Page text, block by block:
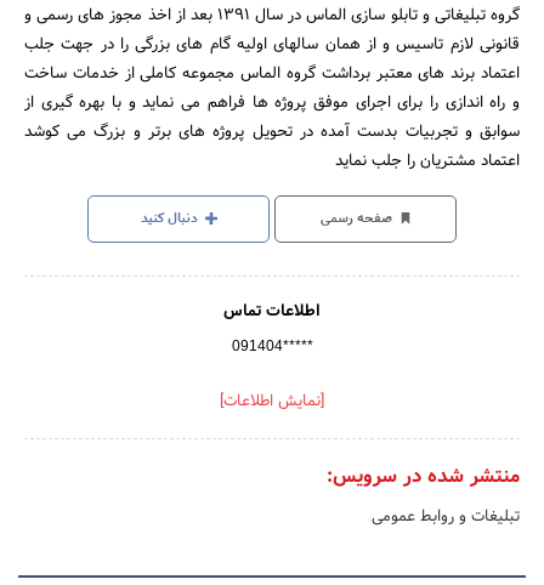
گروه تبلیغاتی و تابلو سازی الماس در سال ۱۳۹۱ بعد از اخذ مجوز های رسمی و
قانونی لازم تاسیس و از همان سالهای اولیه گام های بزرگی را در جهت جلب
اعتماد برند های معتبر برداشت گروه الماس مجموعه کاملی از خدمات ساخت
و راه اندازی را برای اجرای موفق پروژه ها فراهم می نماید و با بهره گیری از
سوابق و تجربیات بدست آمده در تحویل پروژه های برتر و بزرگ می کوشد
اعتماد مشتریان را جلب نماید
صفحه رسمی دنبال کنید
اطلاعات تماس
091404*****
[نمایش اطلاعات]
منتشر شده در سرویس:
تبلیغات و روابط عمومی